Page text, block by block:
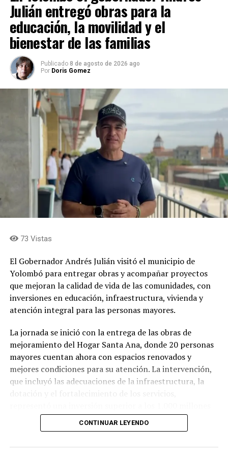
Julián entregó obras para la
educación, la movilidad y el
bienestar de las familias
Publicado 8 de agosto de 2026 ago
Por Doris Gomez
73 Vistas
El Gobernador Andrés Julián visitó el municipio de
Yolombó para entregar obras y acompañar proyectos
que mejoran la calidad de vida de las comunidades, con
inversiones en educación, infraestructura, vivienda y
atención integral para las personas mayores.
La jornada se inició con la entrega de las obras de
mejoramiento del Hogar Santa Ana, donde 20 personas
mayores cuentan ahora con espacios renovados y
mejores condiciones para su atención. La intervención,
que incluyó las adecuaciones de la infraestructura, la
de pesos, de los cuales la Gobernación de Antioquia
aportó 914 millones y la Alcaldía de Yolombó 101
CONTINUAR LEYENDO